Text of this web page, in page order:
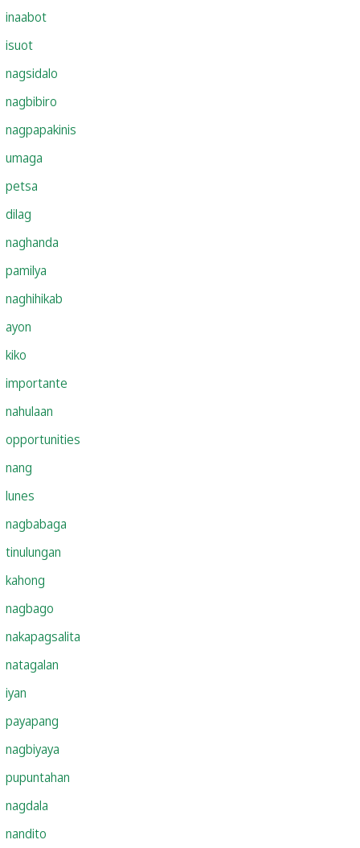
inaabot
isuot
nagsidalo
nagbibiro
nagpapakinis
umaga
petsa
dilag
naghanda
pamilya
naghihikab
ayon
kiko
importante
nahulaan
opportunities
nang
lunes
nagbabaga
tinulungan
kahong
nagbago
nakapagsalita
natagalan
iyan
payapang
nagbiyaya
pupuntahan
nagdala
nandito